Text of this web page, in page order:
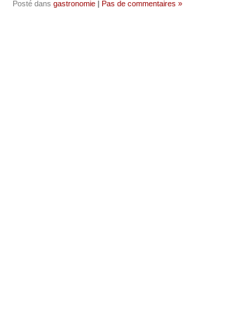
Posté dans gastronomie | Pas de commentaires »